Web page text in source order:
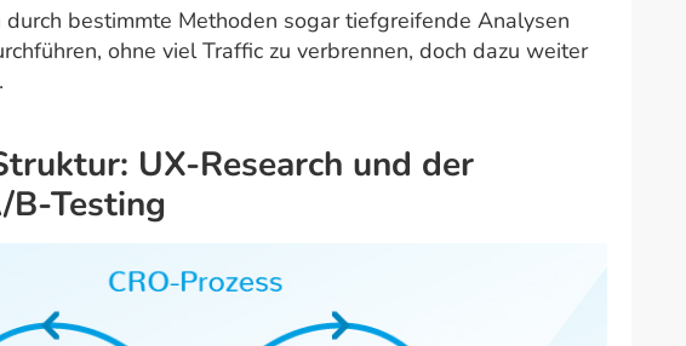
bestimmte Methoden sogar tiefgreifende Analysen
ohne viel Traffic zu verbrennen, doch dazu weiter
UX-Research und der
B-Testing